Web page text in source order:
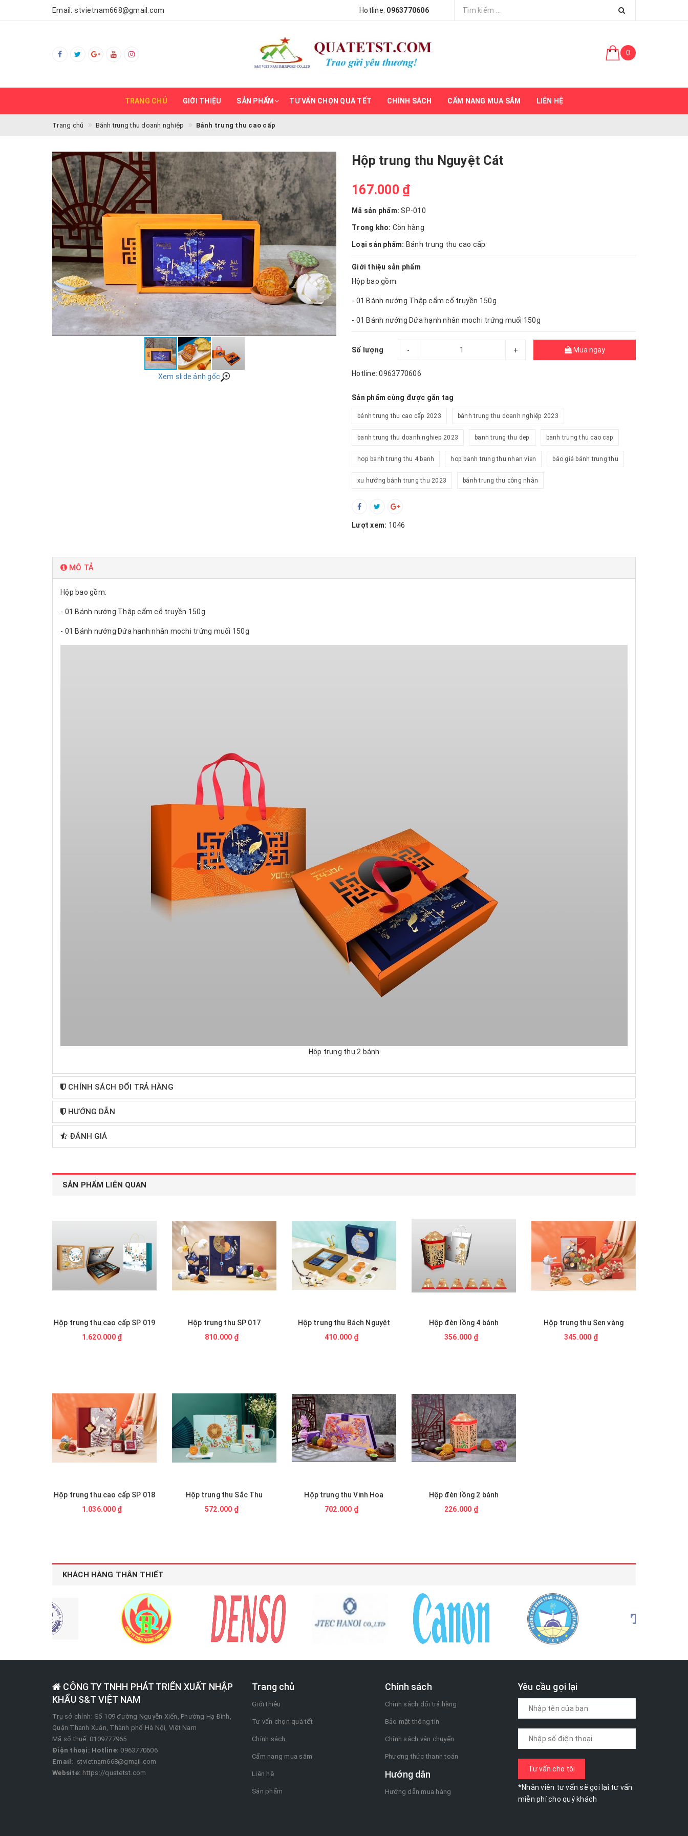
Email: stvietnam668@gmail.com Hotline: 0963770606
0
TRANG CHỦ GIỚI THIỆU SẢN PHẨM TƯ VẤN CHỌN QUÀ TẾT CHÍNH SÁCH CẨM NANG MUA SẮM LIÊN HỆ
Trang chủ Bánh trung thu doanh nghiệp Bánh trung thu cao cấp
Xem slide ảnh gốc
Hộp trung thu Nguyệt Cát
167.000 ₫
Mã sản phẩm:SP-010
Trong kho: Còn hàng
Loại sản phẩm: Bánh trung thu cao cấp
Giới thiệu sản phẩm
Hộp bao gồm:
- 01 Bánh nướng Thập cẩm cổ truyền 150g
- 01 Bánh nướng Dứa hạnh nhân mochi trứng muối 150g
Số lượng - + Mua ngay
Hotline: 0963770606
Sản phẩm cùng được gắn tag
bánh trung thu cao cấp 2023 bánh trung thu doanh nghiệp 2023
banh trung thu doanh nghiep 2023 banh trung thu dep banh trung thu cao cap
hop banh trung thu 4 banh hop banh trung thu nhan vien báo giá bánh trung thu
xu hướng bánh trung thu 2023 bánh trung thu công nhân
Lượt xem: 1046
MÔ TẢ
Hộp bao gồm:
- 01 Bánh nướng Thập cẩm cổ truyền 150g
- 01 Bánh nướng Dứa hạnh nhân mochi trứng muối 150g
Hộp trung thu 2 bánh
CHÍNH SÁCH ĐỔI TRẢ HÀNG
HƯỚNG DẪN
ĐÁNH GIÁ
SẢN PHẨM LIÊN QUAN
Hộp trung thu cao cấp SP 019
1.620.000 ₫
Hộp trung thu cao cấp SP 018
1.036.000 ₫
Hộp trung thu SP 017
810.000 ₫
Hộp trung thu Sắc Thu
572.000 ₫
Hộp trung thu Bách Nguyệt
410.000 ₫
Hộp trung thu Vinh Hoa
702.000 ₫
Hộp đèn lồng 4 bánh
356.000 ₫
Hộp đèn lồng 2 bánh
226.000 ₫
Hộp trung thu Sen vàng
345.000 ₫
KHÁCH HÀNG THÂN THIẾT
CÔNG TY TNHH PHÁT TRIỂN XUẤT NHẬP
KHẨU S&T VIỆT NAM
Trụ sở chính: Số 109 đường Nguyễn Xiển, Phường Hạ Đình,
Quận Thanh Xuân, Thành phố Hà Nội, Việt Nam
Mã số thuế: 0109777965
Điện thoại: Hotline: 0963770606
Email: stvietnam668@gmail.com
Website: https://quatetst.com
Trang chủ
Giới thiệu
Tư vấn chọn quà tết
Chính sách
Cẩm nang mua sắm
Liên hệ
Sản phẩm
Chính sách
Chính sách đổi trả hàng
Bảo mật thông tin
Chính sách vận chuyển
Phương thức thanh toán
Hướng dẫn
Hướng dẫn mua hàng
Yêu cầu gọi lại
*Nhân viên tư vấn sẽ gọi lại tư vấn
miễn phí cho quý khách